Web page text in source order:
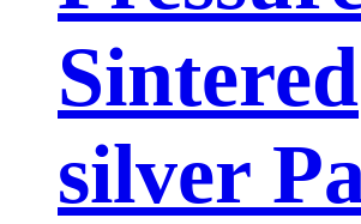
Sintered
silver